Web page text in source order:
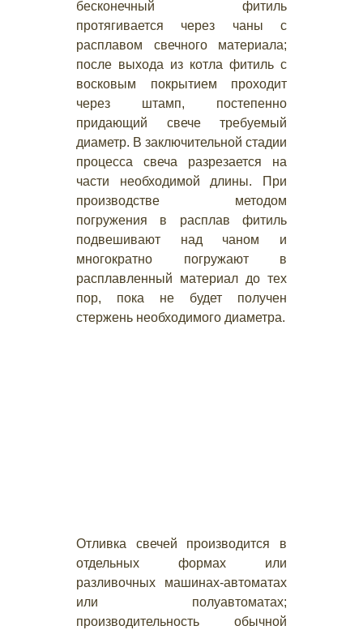
бесконечный фитиль
протягивается через чаны с
расплавом свечного материала;
после выхода из котла фитиль с
восковым покрытием проходит
через штамп, постепенно
придающий свече требуемый
диаметр. В заключительной стадии
процесса свеча разрезается на
части необходимой длины. При
производстве методом
погружения в расплав фитиль
подвешивают над чаном и
многократно погружают в
расплавленный материал до тех
пор, пока не будет получен
стержень необходимого диаметра.
Отливка свечей производится в
отдельных формах или
разливочных машинах-автоматах
или полуавтоматах;
производительность обычной